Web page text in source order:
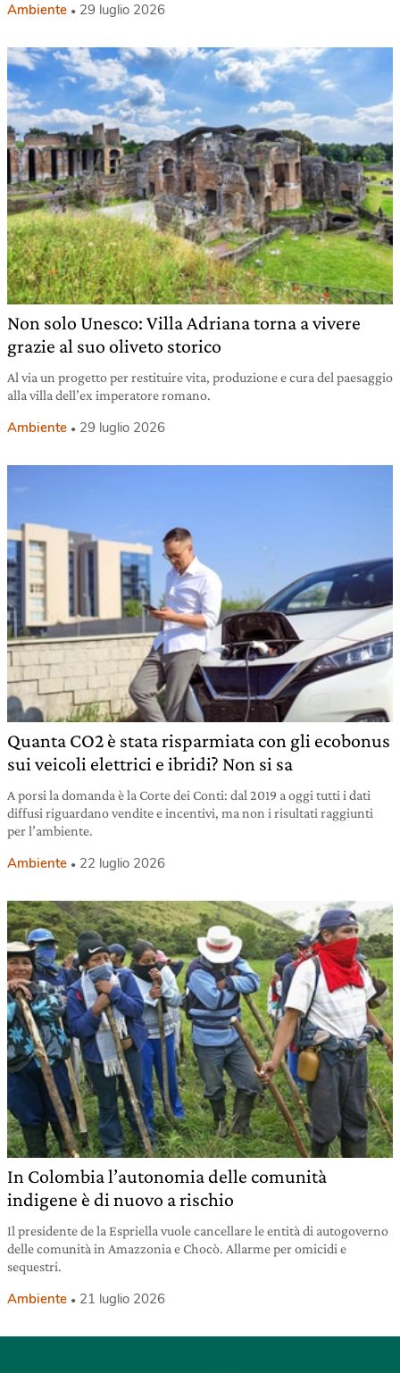
Ambiente 29 luglio 2026
Non solo Unesco: Villa Adriana torna a vivere
grazie al suo oliveto storico
Al via un progetto per restituire vita, produzione e cura del paesaggio
alla villa dell’ex imperatore romano.
Ambiente 29 luglio 2026
Quanta CO2 è stata risparmiata con gli ecobonus
sui veicoli elettrici e ibridi? Non si sa
A porsi la domanda è la Corte dei Conti: dal 2019 a oggi tutti i dati
diffusi riguardano vendite e incentivi, ma non i risultati raggiunti
per l’ambiente.
Ambiente 22 luglio 2026
In Colombia l’autonomia delle comunità
indigene è di nuovo a rischio
Il presidente de la Espriella vuole cancellare le entità di autogoverno
delle comunità in Amazzonia e Chocò. Allarme per omicidi e
sequestri.
Ambiente 21 luglio 2026